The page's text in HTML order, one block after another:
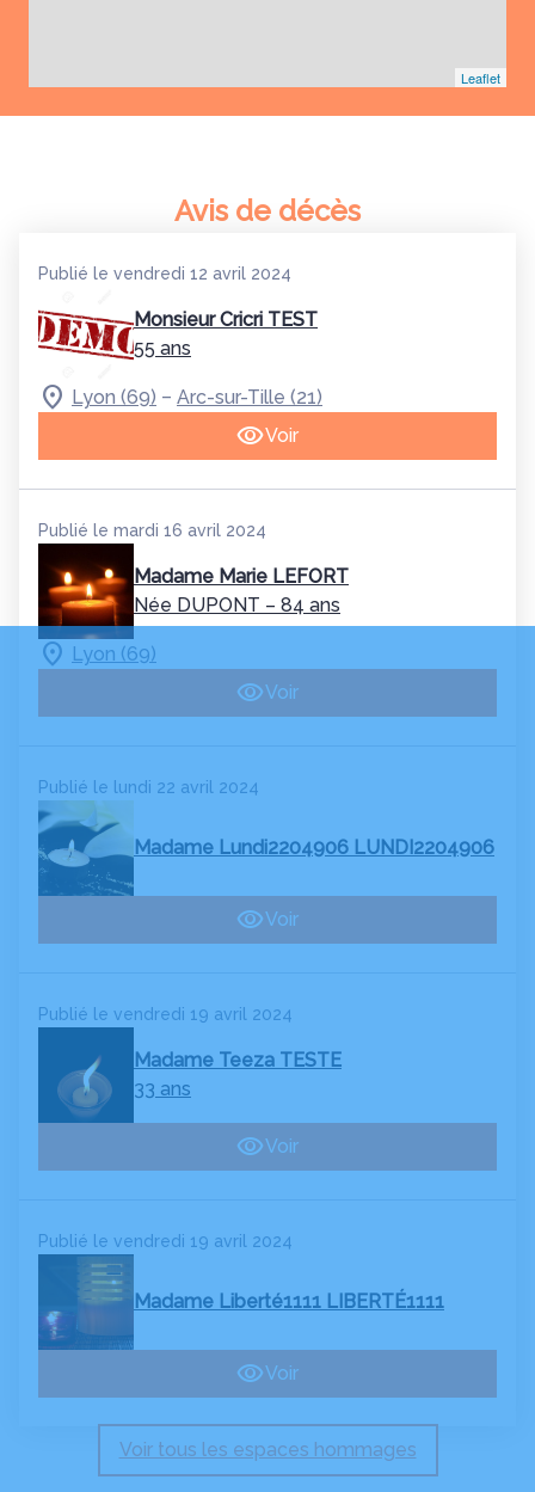
Leaflet
Avis de décès
Publié le vendredi 12 avril 2024
Monsieur Cricri TEST
55 ans
Lyon (69) – Arc-sur-Tille (21)
Voir
Publié le mardi 16 avril 2024
Madame Marie LEFORT
Née DUPONT – 84 ans
Lyon (69)
Voir
Publié le lundi 22 avril 2024
Madame Lundi2204906 LUNDI2204906
Voir
Publié le vendredi 19 avril 2024
Madame Teeza TESTE
33 ans
Voir
Publié le vendredi 19 avril 2024
Madame Liberté1111 LIBERTÉ1111
Voir
Voir tous les espaces hommages